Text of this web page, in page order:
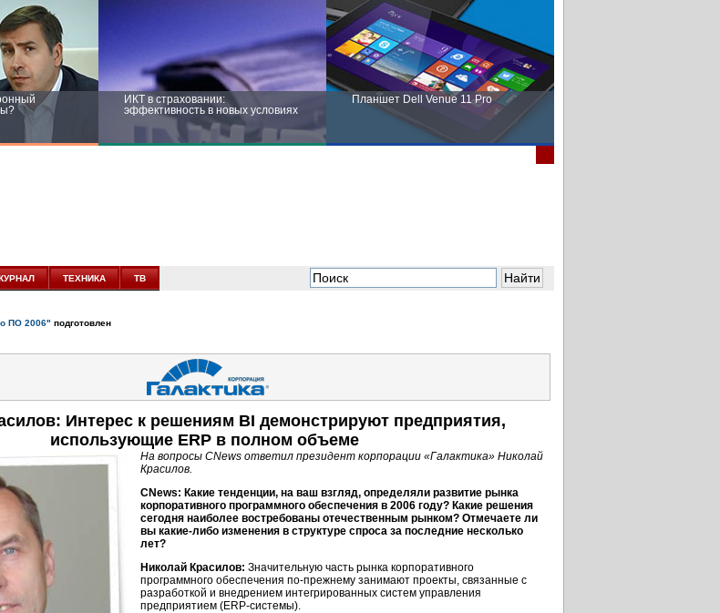
ИКТ в страховании:
эффективность в новых условиях
Планшет Dell Venue 11 Pro
новых условиях
ТЕХНИКА ТВ
ПО 2006" подготовлен
Интерес к решениям BI демонстрируют предприятия,
использующие ERP в полном объеме
На вопросы CNews ответил президент корпорации «Галактика» Николай
Красилов.
CNews: Какие тенденции, на ваш взгляд, определяли развитие рынка
корпоративного программного обеспечения в 2006 году? Какие решения
сегодня наиболее востребованы отечественным рынком? Отмечаете ли
вы какие-либо изменения в структуре спроса за последние несколько
лет?
Николай Красилов: Значительную часть рынка корпоративного
программного обеспечения по-прежнему занимают проекты, связанные с
разработкой и внедрением интегрированных систем управления
предприятием (ERP-системы).